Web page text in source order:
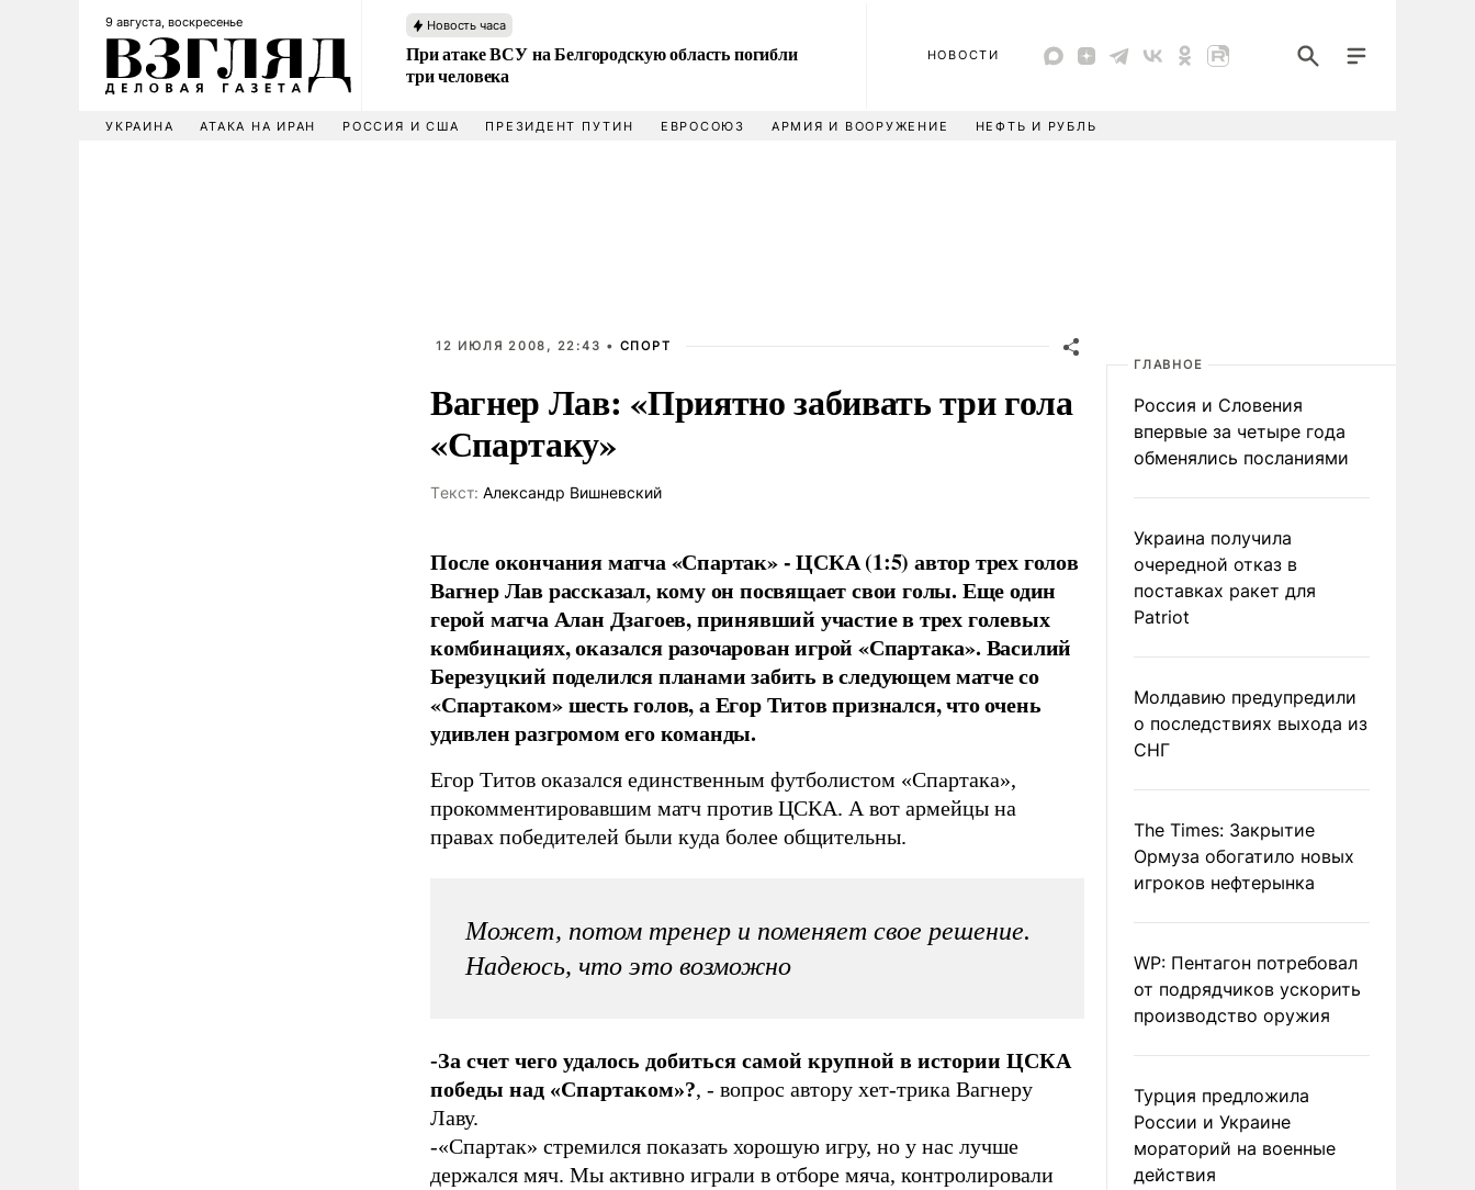
9 августа, воскресенье Новость часа
При атаке ВСУ на Белгородскую область погибли
три человека
НОВОСТИ
УКРАИНА АТАКА НА ИРАН РОССИЯ И США ПРЕЗИДЕНТ ПУТИН ЕВРОСОЮЗ АРМИЯ И ВООРУЖЕНИЕ НЕФТЬ И РУБЛЬ
12 ИЮЛЯ 2008, 22:43 • СПОРТ
Вагнер Лав: «Приятно забивать три гола
«Спартаку»
Tекст: Александр Вишневский
После окончания матча «Спартак» - ЦСКА (1:5) автор трех голов
Вагнер Лав рассказал, кому он посвящает свои голы. Еще один
герой матча Алан Дзагоев, принявший участие в трех голевых
комбинациях, оказался разочарован игрой «Спартака». Василий
Березуцкий поделился планами забить в следующем матче со
«Спартаком» шесть голов, а Егор Титов признался, что очень
удивлен разгромом его команды.
Егор Титов оказался единственным футболистом «Спартака»,
прокомментировавшим матч против ЦСКА. А вот армейцы на
правах победителей были куда более общительны.
Может, потом тренер и поменяет свое решение.
Надеюсь, что это возможно
-За счет чего удалось добиться самой крупной в истории ЦСКА
победы над «Спартаком»?, - вопрос автору хет-трика Вагнеру
Лаву.
-«Спартак» стремился показать хорошую игру, но у нас лучше
держался мяч. Мы активно играли в отборе мяча, контролировали
ГЛАВНОЕ
Россия и Словения
впервые за четыре года
обменялись посланиями
Украина получила
очередной отказ в
поставках ракет для
Patriot
Молдавию предупредили
о последствиях выхода из
СНГ
The Times: Закрытие
Ормуза обогатило новых
игроков нефтерынка
WP: Пентагон потребовал
от подрядчиков ускорить
производство оружия
Турция предложила
России и Украине
мораторий на военные
действия